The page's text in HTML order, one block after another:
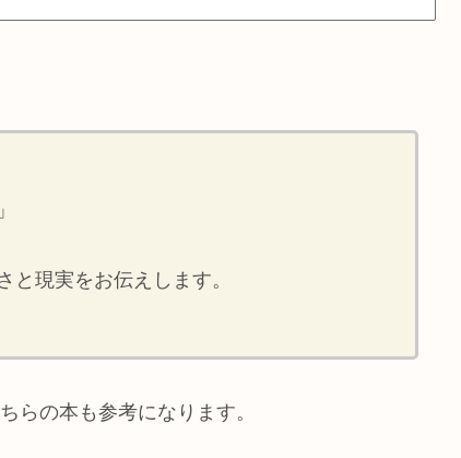
現実をお伝えします。
らの本も参考になります。